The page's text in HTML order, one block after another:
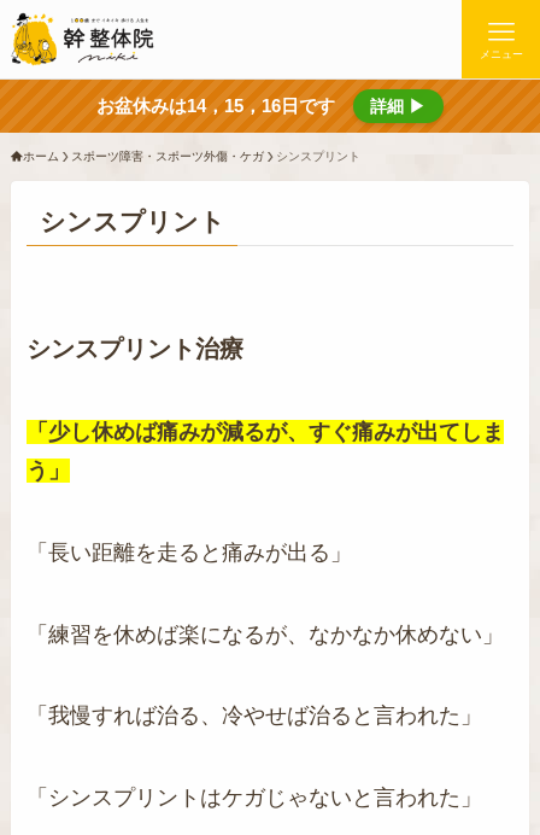
メニュー
お盆休みは14，15，16日です 詳細 ▶
ホーム スポーツ障害・スポーツ外傷・ケガ シンスプリント
シンスプリント
シンスプリント治療
「少し休めば痛みが減るが、すぐ痛みが出てしま
う」
「長い距離を走ると痛みが出る」
「練習を休めば楽になるが、なかなか休めない」
「我慢すれば治る、冷やせば治ると言われた」
「シンスプリントはケガじゃないと言われた」